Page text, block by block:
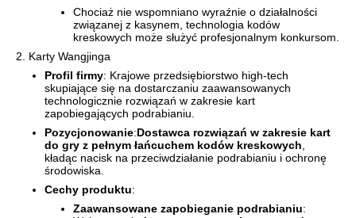
Chociaż nie wspomniano wyraźnie o działalności
związanej z kasynem, technologia kodów
kreskowych może służyć profesjonalnym konkursom.
2. Karty Wangjinga
Profil firmy: Krajowe przedsiębiorstwo high-tech
skupiające się na dostarczaniu zaawansowanych
technologicznie rozwiązań w zakresie kart
zapobiegających podrabianiu.
Pozycjonowanie:Dostawca rozwiązań w zakresie kart
do gry z pełnym łańcuchem kodów kreskowych
kładąc nacisk na przeciwdziałanie podrabianiu i ochronę
środowiska.
Cechy produktu:
Zaawansowane zapobieganie podrabianiu: